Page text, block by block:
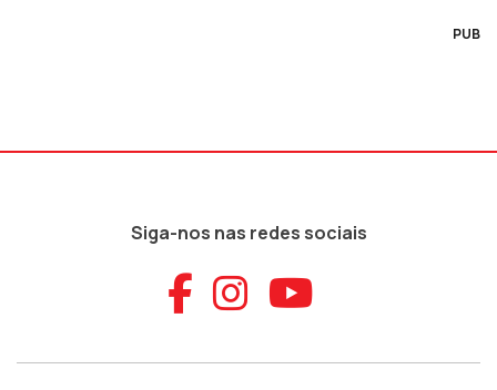
PUB
Siga-nos nas redes sociais
Aceder ao
Aceder ao
Aceder